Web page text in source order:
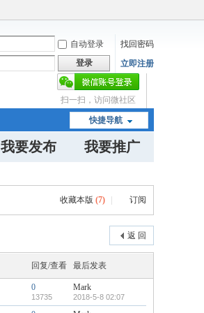
自动登录
找回密码
登录 立即注册
扫一扫，访问微社区
快捷导航
我要发布 我要推广
收藏本版 (7) 订阅
返 回
回复/查看 最后发表
0
13735
Mark
2018-5-8 02:07